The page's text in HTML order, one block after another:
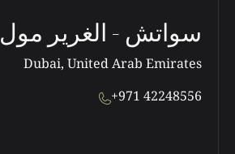
سواتش - الغرير مول
Dubai, United Arab Emirates
+971 42248556